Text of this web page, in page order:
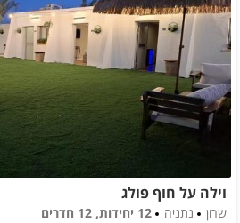
וילה על חוף פולג
שרון נתניה
12 יחידות, 12 חדרים